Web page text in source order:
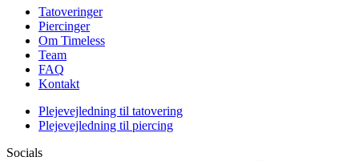
Tatoveringer
Piercinger
Om Timeless
Team
FAQ
Kontakt
Plejevejledning til tatovering
Plejevejledning til piercing
Socials